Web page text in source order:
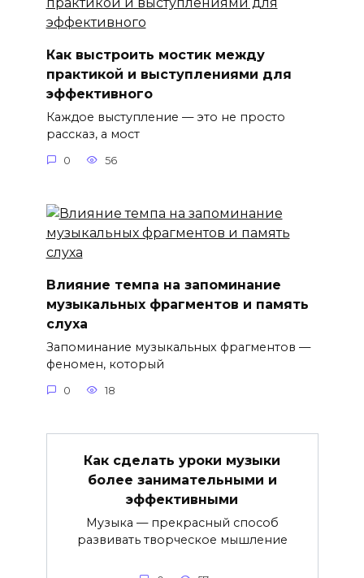
Как выстроить мостик между
практикой и выступлениями для
эффективного
Каждое выступление — это не просто
рассказ, а мост
0 56
Влияние темпа на запоминание
музыкальных фрагментов и память
слуха
Запоминание музыкальных фрагментов —
феномен, который
0 18
Как сделать уроки музыки
более занимательными и
эффективными
Музыка — прекрасный способ
развивать творческое мышление